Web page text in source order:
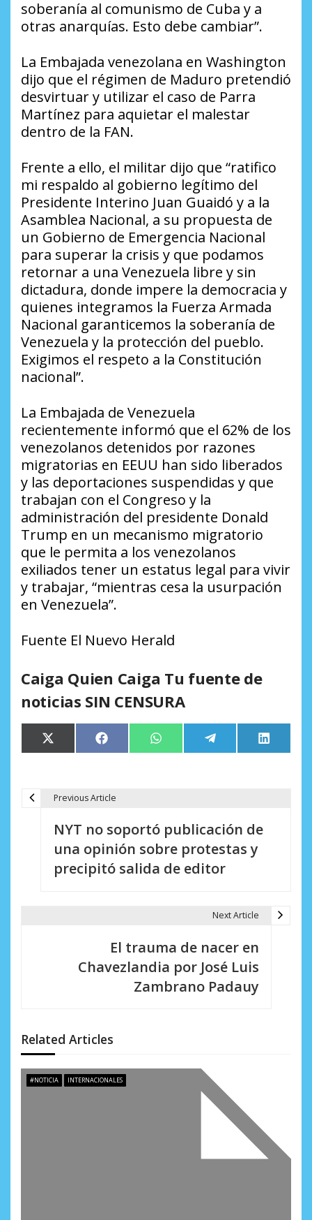
soberanía al comunismo de Cuba y a
otras anarquías. Esto debe cambiar”.
La Embajada venezolana en Washington
dijo que el régimen de Maduro pretendió
desvirtuar y utilizar el caso de Parra
Martínez para aquietar el malestar
dentro de la FAN.
Frente a ello, el militar dijo que “ratifico
mi respaldo al gobierno legítimo del
Presidente Interino Juan Guaidó y a la
Asamblea Nacional, a su propuesta de
un Gobierno de Emergencia Nacional
para superar la crisis y que podamos
retornar a una Venezuela libre y sin
dictadura, donde impere la democracia y
quienes integramos la Fuerza Armada
Nacional garanticemos la soberanía de
Venezuela y la protección del pueblo.
Exigimos el respeto a la Constitución
nacional”.
La Embajada de Venezuela
recientemente informó que el 62% de los
venezolanos detenidos por razones
migratorias en EEUU han sido liberados
y las deportaciones suspendidas y que
trabajan con el Congreso y la
administración del presidente Donald
Trump en un mecanismo migratorio
que le permita a los venezolanos
exiliados tener un estatus legal para vivir
y trabajar, “mientras cesa la usurpación
en Venezuela”.
Fuente El Nuevo Herald
Caiga Quien Caiga Tu fuente de
noticias SIN CENSURA
Compartir
en
X
(Twitter)
Compartir
en
Facebook Compartir
en
WhatsApp Compartir
en
Telegram
en
LinkedIn
n
d
e
Previous Article
NYT no soportó publicación de
una opinión sobre protestas y
precipitó salida de editor
Next Article
El trauma de nacer en
Chavezlandia por José Luis
Zambrano Padauy
Related Articles
#NOTICIA INTERNACIONALES